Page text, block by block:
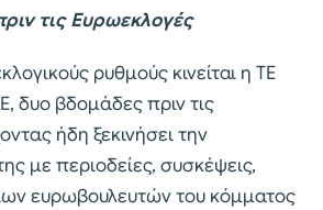
τις Ευρωεκλογές
ρυθμούς κινείται η ΤΕ
δυο βδομάδες πριν τις
ήδη ξεκινήσει την
με περιοδείες, συσκέψεις,
ευρωβουλευτών του κόμματος